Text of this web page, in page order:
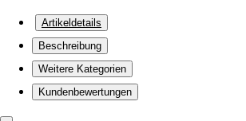
Artikeldetails
Beschreibung
Weitere Kategorien
Kundenbewertungen